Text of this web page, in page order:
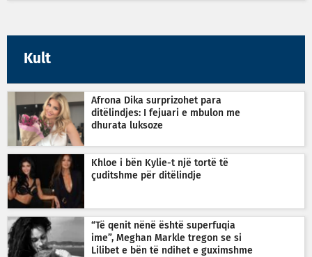
Kult
Afrona Dika surprizohet para
ditëlindjes: I fejuari e mbulon me
dhurata luksoze
Khloe i bën Kylie-t një tortë të
çuditshme për ditëlindje
“Të qenit nënë është superfuqia
ime”, Meghan Markle tregon se si
Lilibet e bën të ndihet e guximshme